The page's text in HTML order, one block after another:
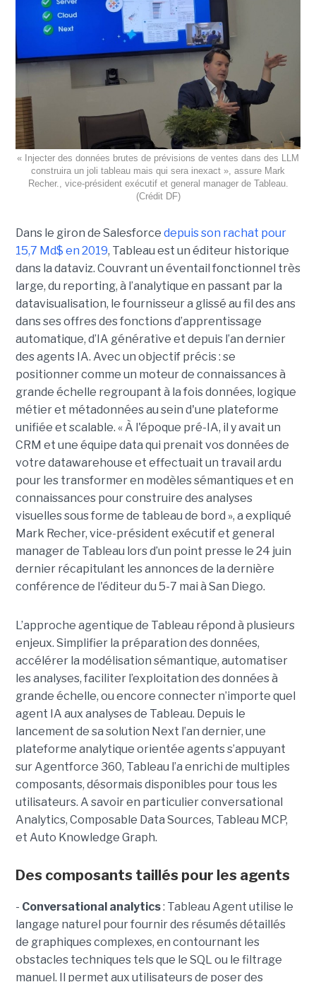
« Injecter des données brutes de prévisions de ventes dans des LLM
construira un joli tableau mais qui sera inexact », assure Mark
Recher., vice-président exécutif et general manager de Tableau.
(Crédit DF)
Dans le giron de Salesforce depuis son rachat pour
15,7 Md$ en 2019, Tableau est un éditeur historique
dans la dataviz. Couvrant un éventail fonctionnel très
large, du reporting, à l’analytique en passant par la
datavisualisation, le fournisseur a glissé au fil des ans
dans ses offres des fonctions d’apprentissage
automatique, d’IA générative et depuis l’an dernier
des agents IA. Avec un objectif précis : se
positionner comme un moteur de connaissances à
grande échelle regroupant à la fois données, logique
métier et métadonnées au sein d'une plateforme
unifiée et scalable. « À l'époque pré-IA, il y avait un
CRM et une équipe data qui prenait vos données de
votre datawarehouse et effectuait un travail ardu
pour les transformer en modèles sémantiques et en
connaissances pour construire des analyses
visuelles sous forme de tableau de bord », a expliqué
Mark Recher, vice-président exécutif et general
manager de Tableau lors d’un point presse le 24 juin
dernier récapitulant les annonces de la dernière
conférence de l'éditeur du 5-7 mai à San Diego.
L’approche agentique de Tableau répond à plusieurs
enjeux. Simplifier la préparation des données,
accélérer la modélisation sémantique, automatiser
les analyses, faciliter l’exploitation des données à
grande échelle, ou encore connecter n’importe quel
agent IA aux analyses de Tableau. Depuis le
lancement de sa solution Next l’an dernier, une
plateforme analytique orientée agents s’appuyant
sur Agentforce 360, Tableau l’a enrichi de multiples
composants, désormais disponibles pour tous les
utilisateurs. A savoir en particulier conversational
Analytics, Composable Data Sources, Tableau MCP,
et Auto Knowledge Graph.
Des composants taillés pour les agents
- Conversational analytics: Tableau Agent utilise le
langage naturel pour fournir des résumés détaillés
de graphiques complexes, en contournant les
obstacles techniques tels que le SQL ou le filtrage
manuel. Il permet aux utilisateurs de poser des